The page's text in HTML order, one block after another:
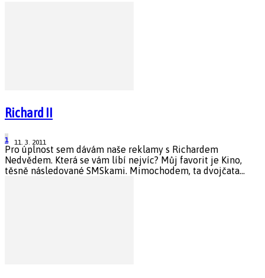
Richard II
11. 3. 2011
1
Pro úplnost sem dávám naše reklamy s Richardem
Nedvědem. Která se vám líbí nejvíc? Můj favorit je Kino,
těsně následované SMSkami. Mimochodem, ta dvojčata...